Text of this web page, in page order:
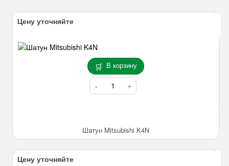
В корзину
Количество
товара
Шатун Mitsubishi K4N
Цену уточняйте
Цену уточняйте